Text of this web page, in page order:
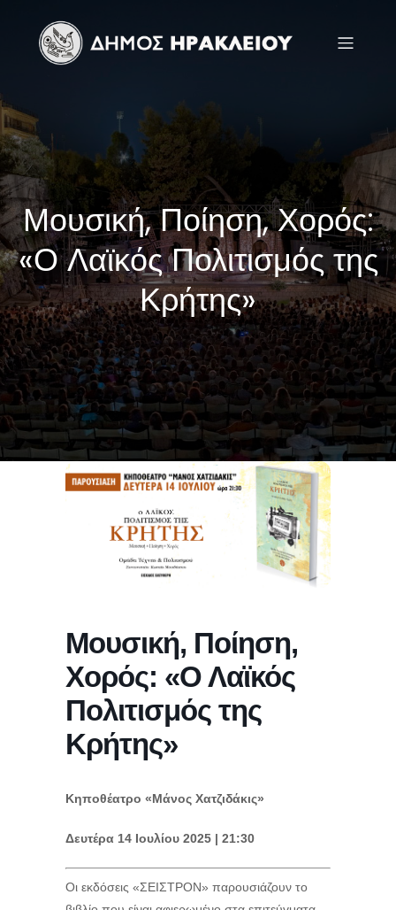
Μουσική, Ποίηση, Χορός:
«Ο Λαϊκός Πολιτισμός της
Κρήτης»
Μουσική, Ποίηση,
Χορός: «Ο Λαϊκός
Πολιτισμός της
Κρήτης»
Κηποθέατρο «Μάνος Χατζιδάκις»
Δευτέρα 14 Ιουλίου 2025 | 21:30
Οι εκδόσεις «ΣΕΙΣΤΡΟΝ» παρουσιάζουν το